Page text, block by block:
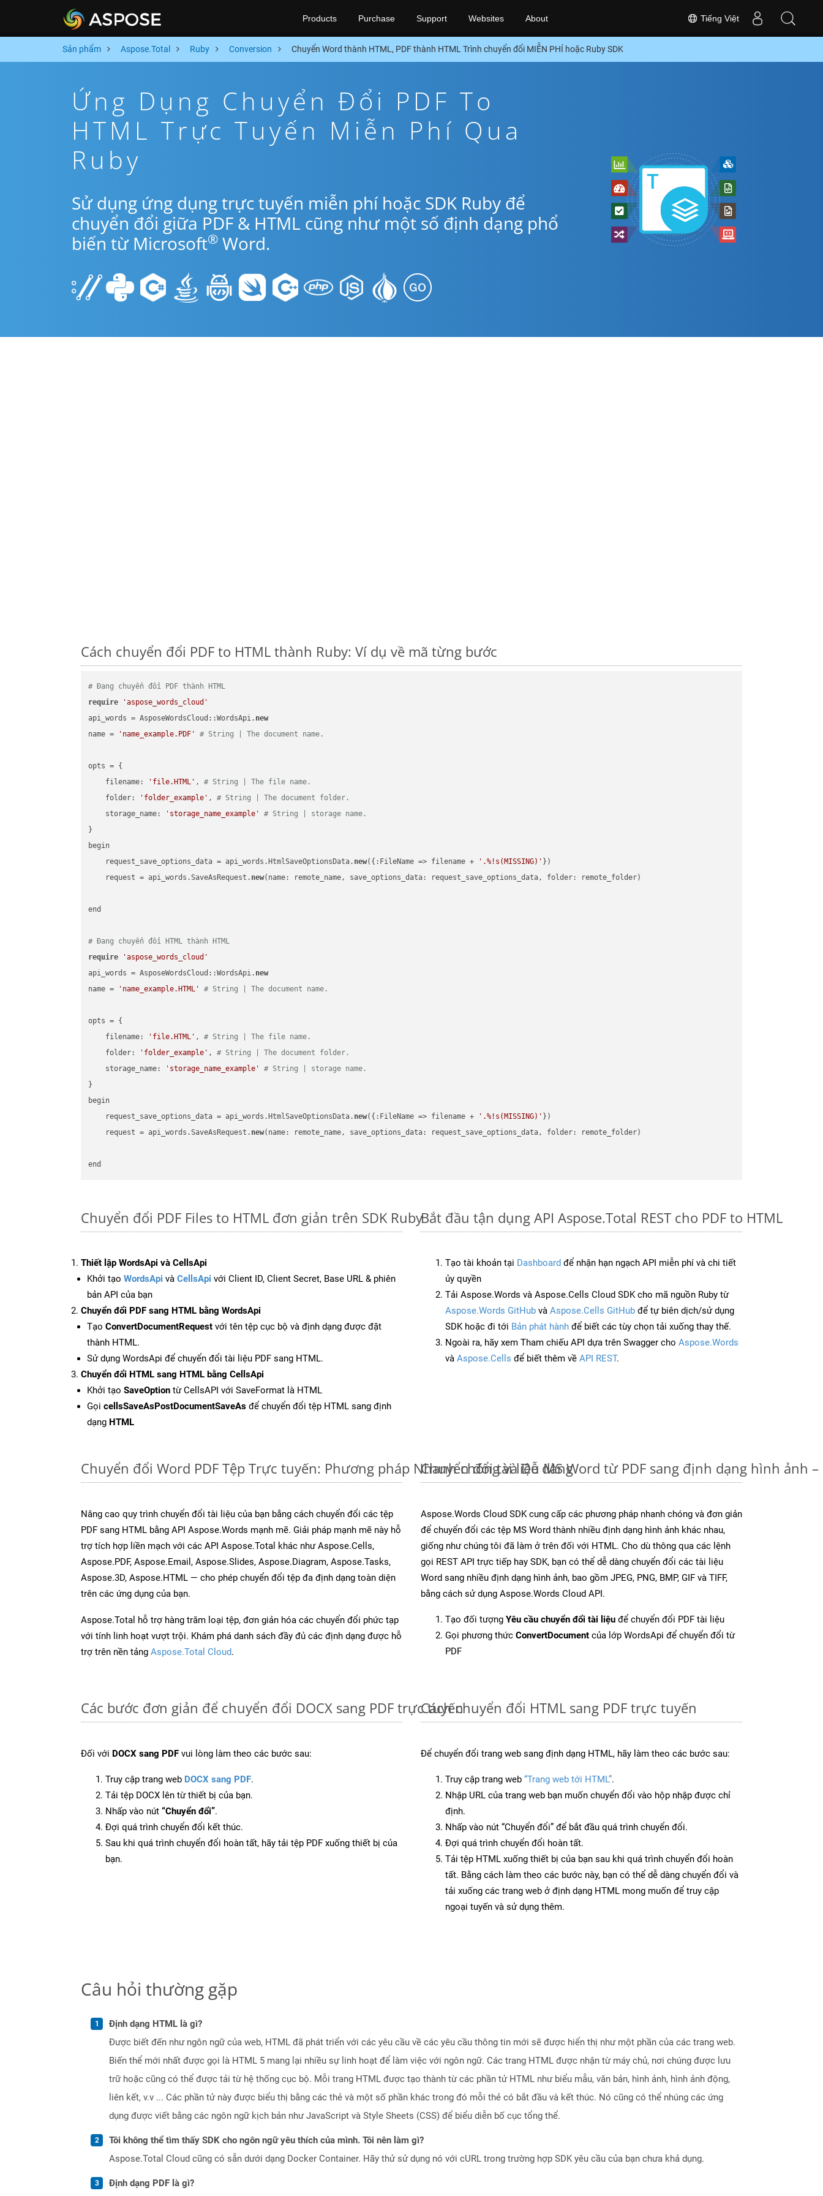
Tiếng Việt
Products Purchase Support Websites About
Sản phẩm Aspose.Total Ruby Conversion Chuyển Word thành HTML, PDF thành HTML Trình chuyển đổi MIỄN PHÍ hoặc Ruby SDK
Ứng Dụng Chuyển Đổi PDF To
HTML Trực Tuyến Miễn Phí Qua
Ruby
Sử dụng ứng dụng trực tuyến miễn phí hoặc SDK Ruby để
chuyển đổi giữa PDF & HTML cũng như một số định dạng phổ
biến từ Microsoft® Word.
Cách chuyển đổi PDF to HTML thành Ruby: Ví dụ về mã từng bước
# Đang chuyển đổi PDF thành HTML
require
'aspose_words_cloud'
api_words = AsposeWordsCloud::WordsApi. new
name =
'name_example.PDF' # String | The document name.
opts = {
    filename:
'file.HTML' , # String | The file name.
    folder:
'folder_example' , # String | The document folder.
    storage_name:
'storage_name_example'
# String | storage name.
}
begin
    request_save_options_data = api_words.HtmlSaveOptionsData.
new({:FileName => filename + '.%!s(MISSING)' })
    request = api_words.SaveAsRequest.
new(name: remote_name, save_options_data: request_save_options_data, folder: remote_folder)
end
# Đang chuyển đổi HTML thành HTML
require
'aspose_words_cloud'
api_words = AsposeWordsCloud::WordsApi. new
name =
'name_example.HTML' # String | The document name.
opts = {
    filename:
'file.HTML' , # String | The file name.
    folder:
'folder_example' , # String | The document folder.
    storage_name:
'storage_name_example'
# String | storage name.
}
begin
    request_save_options_data = api_words.HtmlSaveOptionsData.
new({:FileName => filename + '.%!s(MISSING)' })
    request = api_words.SaveAsRequest.
new(name: remote_name, save_options_data: request_save_options_data, folder: remote_folder)
Chuyển đổi PDF Files to HTML đơn giản trên SDK Ruby
Thiết lập WordsApi và CellsApi
Khởi tạo WordsApi và CellsApi với Client ID, Client Secret, Base URL & phiên
bản API của bạn
Chuyển đổi PDF sang HTML bằng WordsApi
Tạo ConvertDocumentRequest với tên tệp cục bộ và định dạng được đặt
thành HTML.
Sử dụng WordsApi để chuyển đổi tài liệu PDF sang HTML.
Chuyển đổi HTML sang HTML bằng CellsApi
Khởi tạo SaveOption từ CellsAPI với SaveFormat là HTML
Gọi cellsSaveAsPostDocumentSaveAs để chuyển đổi tệp HTML sang định
dạng HTML
Bắt đầu tận dụng API Aspose.Total REST cho PDF to HTML
Tạo tài khoản tại Dashboard để nhận hạn ngạch API miễn phí và chi tiết
ủy quyền
Tải Aspose.Words và Aspose.Cells Cloud SDK cho mã nguồn Ruby từ
Aspose.Words GitHub và Aspose.Cells GitHub để tự biên dịch/sử dụng
SDK hoặc đi tới Bản phát hành để biết các tùy chọn tải xuống thay thế.
Ngoài ra, hãy xem Tham chiếu API dựa trên Swagger cho Aspose.Words
và Aspose.Cells để biết thêm về API REST.
Chuyển đổi Word PDF Tệp Trực tuyến: Phương pháp Nhanh chóng và Dễ dàng
Nâng cao quy trình chuyển đổi tài liệu của bạn bằng cách chuyển đổi các tệp
PDF sang HTML bằng API Aspose.Words mạnh mẽ. Giải pháp mạnh mẽ này hỗ
trợ tích hợp liền mạch với các API Aspose.Total khác như Aspose.Cells,
Aspose.PDF, Aspose.Email, Aspose.Slides, Aspose.Diagram, Aspose.Tasks,
Aspose.3D, Aspose.HTML — cho phép chuyển đổi tệp đa định dạng toàn diện
trên các ứng dụng của bạn.
Aspose.Total hỗ trợ hàng trăm loại tệp, đơn giản hóa các chuyển đổi phức tạp
với tính linh hoạt vượt trội. Khám phá danh sách đầy đủ các định dạng được hỗ
trợ trên nền tảng Aspose.Total Cloud.
Chuyển đổi tài liệu MS Word từ PDF sang định dạng hình ảnh
Aspose.Words Cloud SDK cung cấp các phương pháp nhanh chóng và đơn giản
để chuyển đổi các tệp MS Word thành nhiều định dạng hình ảnh khác nhau,
giống như chúng tôi đã làm ở trên đối với HTML. Cho dù thông qua các lệnh
gọi REST API trực tiếp hay SDK, bạn có thể dễ dàng chuyển đổi các tài liệu
Word sang nhiều định dạng hình ảnh, bao gồm JPEG, PNG, BMP, GIF và TIFF,
bằng cách sử dụng Aspose.Words Cloud API.
Tạo đối tượng Yêu cầu chuyển đổi tài liệu để chuyển đổi PDF tài liệu
Gọi phương thức ConvertDocument của lớp WordsApi để chuyển đổi từ
PDF
Các bước đơn giản để chuyển đổi DOCX sang PDF trực tuyến
Đối với DOCX sang PDF vui lòng làm theo các bước sau:
Truy cập trang web DOCX sang PDF.
Tải tệp DOCX lên từ thiết bị của bạn.
Nhấp vào nút “Chuyển đổi”.
Đợi quá trình chuyển đổi kết thúc.
Sau khi quá trình chuyển đổi hoàn tất, hãy tải tệp PDF xuống thiết bị của
bạn.
Cách chuyển đổi HTML sang PDF trực tuyến
Để chuyển đổi trang web sang định dạng HTML, hãy làm theo các bước sau:
Truy cập trang web “Trang web tới HTML”.
Nhập URL của trang web bạn muốn chuyển đổi vào hộp nhập được chỉ
định.
Nhấp vào nút “Chuyển đổi” để bắt đầu quá trình chuyển đổi.
Đợi quá trình chuyển đổi hoàn tất.
Tải tệp HTML xuống thiết bị của bạn sau khi quá trình chuyển đổi hoàn
tất. Bằng cách làm theo các bước này, bạn có thể dễ dàng chuyển đổi và
tải xuống các trang web ở định dạng HTML mong muốn để truy cập
ngoại tuyến và sử dụng thêm.
Câu hỏi thường gặp
Định dạng HTML là gì?
Được biết đến như ngôn ngữ của web, HTML đã phát triển với các yêu cầu về các yêu cầu thông tin mới sẽ được hiển thị như một phần của các trang web.
Biến thể mới nhất được gọi là HTML 5 mang lại nhiều sự linh hoạt để làm việc với ngôn ngữ. Các trang HTML được nhận từ máy chủ, nơi chúng được lưu
trữ hoặc cũng có thể được tải từ hệ thống cục bộ. Mỗi trang HTML được tạo thành từ các phần tử HTML như biểu mẫu, văn bản, hình ảnh, hình ảnh động,
liên kết, v.v ... Các phần tử này được biểu thị bằng các thẻ và một số phần khác trong đó mỗi thẻ có bắt đầu và kết thúc. Nó cũng có thể nhúng các ứng
dụng được viết bằng các ngôn ngữ kịch bản như JavaScript và Style Sheets (CSS) để biểu diễn bố cục tổng thể.
Tôi không thể tìm thấy SDK cho ngôn ngữ yêu thích của mình. Tôi nên làm gì?
Aspose.Total Cloud cũng có sẵn dưới dạng Docker Container. Hãy thử sử dụng nó với cURL trong trường hợp SDK yêu cầu của bạn chưa khả dụng.
Định dạng PDF là gì?